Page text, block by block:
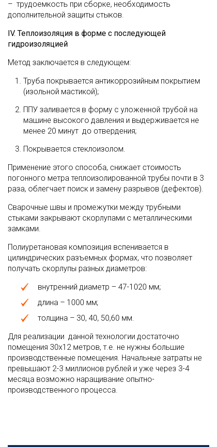
– трудоемкость при сборке, необходимость
дополнительной защиты стыков.
IV. Теплоизоляция в форме с последующей
гидроизоляцией
Метод заключается в следующем:
Труба покрывается антикоррозийным покрытием
(изольной мастикой);
ППУ заливается в форму с уложенной трубой на
машине высокого давления и выдерживается не
менее 20 минут до отвердения;
Покрывается стеклоизолом.
Применение этого способа, снижает стоимость
погонного метра теплоизолированной трубы почти в 3
раза, облегчает поиск и замену разрывов (дефектов).
Сварочные швы и промежутки между трубными
стыками закрывают скорлупами с металлическими
замками.
Полиуретановая композиция вспенивается в
цилиндрических разъемных формах, что позволяет
получать скорлупы разных диаметров:
внутренний диаметр – 47-1020 мм;
длина – 1000 мм;
толщина – 30, 40, 50,60 мм.
Для реализации данной технологии достаточно
помещения 30х12 метров, т.е. не нужны большие
производственные помещения. Начальные затраты не
превышают 2-3 миллионов рублей и уже через 3-4
месяца возможно наращивание опытно-
производственного процесса.